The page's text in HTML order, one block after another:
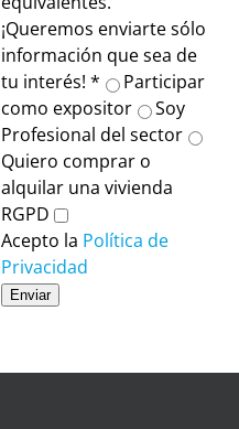
¡Queremos enviarte sólo
información que sea de
tu interés! *
Participar
como expositor
Soy
Profesional del sector
Quiero comprar o
alquilar una vivienda
RGPD
Acepto la Política de
Privacidad
Enviar